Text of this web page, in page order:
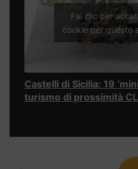
Fai clic per
cookie per questo
Castelli di Sicilia: 19
turismo di prossimità